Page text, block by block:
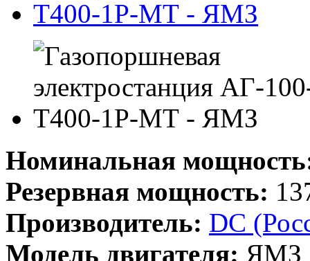
Номинальная
Резервная мощность:
Производитель: DC
Модель двигателя: ЯМЗ